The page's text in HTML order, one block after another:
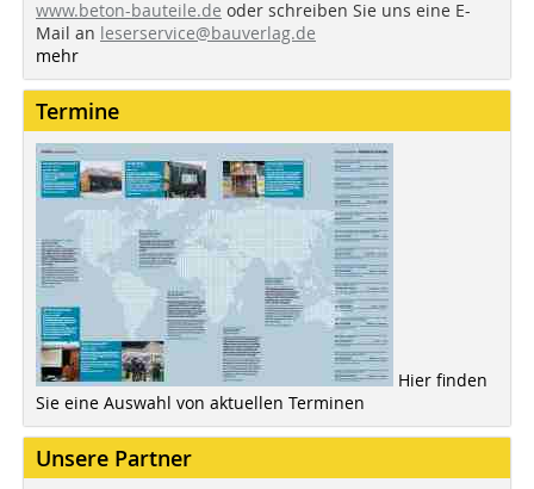
www.beton-bauteile.de oder schreiben Sie uns eine E-
Mail an leserservice@bauverlag.de
mehr
Termine
Hier finden
Sie eine Auswahl von aktuellen Terminen
Unsere Partner